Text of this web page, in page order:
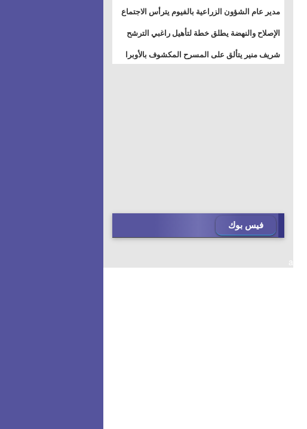
تأثيرات أقوى الاتصالات الفلكية على الأبراج
مدير عام الشؤون الزراعية بالفيوم يترأس الاجتماع
الدوري لمتابعة الحصر الحيازي الجديدة
الإصلاح والنهضة يطلق خطة لتأهيل راغبي الترشح
للمجالس الشعبية المحلية ويستعرض خطط أماناته
بالمحافظات
شريف منير يتألق على المسرح المكشوف بالأوبرا
فيس بوك
a